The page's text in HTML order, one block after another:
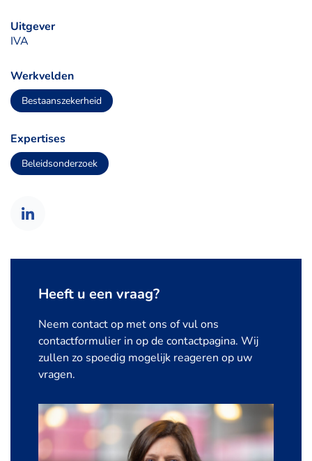
Uitgever
IVA
Werkvelden
Bestaanszekerheid
Expertises
Beleidsonderzoek
Heeft u een vraag?
Neem contact op met ons of vul ons
contactformulier in op de contactpagina. Wij
zullen zo spoedig mogelijk reageren op uw
vragen.